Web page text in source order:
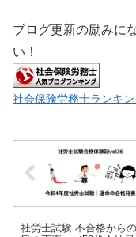
ブログ更新の励みに
い！
社会保険労務士ランキ
社労士試験 不合格から